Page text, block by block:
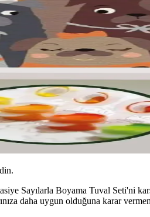
Sayılarla Boyama Tuval Seti'ni
daha uygun olduğuna karar